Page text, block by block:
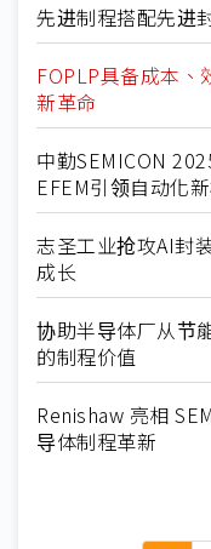
先进制程搭配先进
FOPLP具备成本
新革命
中勤SEMICON
EFEM引领自动化
志圣工业抢攻AI封
成长
协助半导体厂从节
的制程价值
Renishaw 亮相
导体制程革新